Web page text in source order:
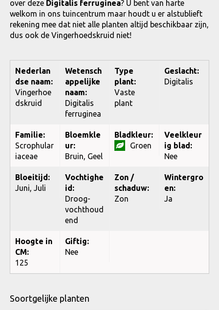
over deze Digitalis ferruginea? U bent van harte
welkom in ons tuincentrum maar houdt u er alstublieft
rekening mee dat niet alle planten altijd beschikbaar zijn,
dus ook de Vingerhoedskruid niet!
Nederlan
dse naam:
Vingerhoe
dskruid
Wetensch
appelijke
naam:
Digitalis
ferruginea
Type
plant:
Vaste
plant
Geslacht:
Digitalis
Familie:
Scrophular
iaceae
Bloemkle
ur:
Bruin, Geel
Bladkleur:
Groen
Veelkleur
ig blad:
Nee
Bloeitijd:
Juni, Juli
Vochtighe
id:
Droog-
vochthoud
end
Zon /
schaduw:
Zon
Wintergro
en:
Ja
Hoogte in
CM:
125
Giftig:
Nee
Soortgelijke planten